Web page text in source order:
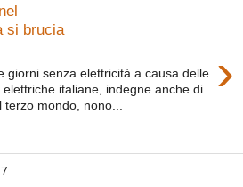
si brucia
›
giorni senza elettricità a causa delle
italiane, indegne anche di
mondo, nono...